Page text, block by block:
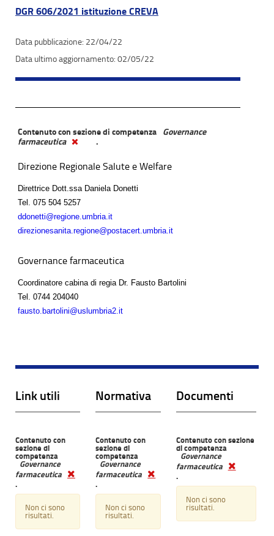
DGR 606/2021 istituzione CREVA
22/04/22
02/05/22
Contenuto con sezione di competenza
Governance
farmaceutica
.
Direzione Regionale Salute e Welfare
Direttrice Dott.ssa Daniela Donetti
Tel.
075 504 5257
ddonetti@regione.umbria.it
direzionesanita.regione@postacert.umbria.it
Governance farmaceutica
Coordinatore cabina di regia Dr. Fausto Bartolini
Tel.
0744 204040
fausto.bartolini@uslumbria2.it
Link utili
Contenuto con
sezione di
competenza
Governance
farmaceutica
.
Non ci sono
risultati.
Normativa
Contenuto con
sezione di
competenza
Governance
farmaceutica
.
Non ci sono
risultati.
Documenti
Contenuto con sezione
di competenza
Governance
farmaceutica
.
Non ci sono
risultati.